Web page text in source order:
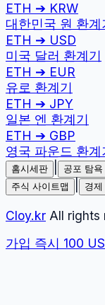
ETH ➔ KRW
대한민국 원 환계
ETH ➔ USD
미국 달러 환계기
ETH ➔ EUR
유로 환계기
ETH ➔ JPY
일본 엔 환계기
ETH ➔ GBP
영국 파운드 환계
홈시세판 공포 탐욕
주식 사이트맵 경제
Cloy.kr All rights
가입 즉시 100